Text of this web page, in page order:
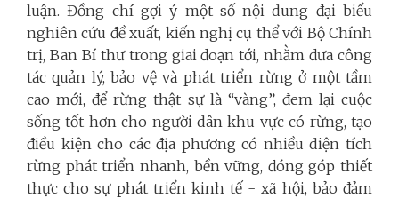
luận. Đồng chí gợi ý một số nội dung đại biểu
nghiên cứu đề xuất, kiến nghị cụ thể với Bộ Chính
trị, Ban Bí thư trong giai đoạn tới, nhằm đưa công
tác quản lý, bảo vệ và phát triển rừng ở một tầm
cao mới, để rừng thật sự là “vàng”, đem lại cuộc
sống tốt hơn cho người dân khu vực có rừng, tạo
điều kiện cho các địa phương có nhiều diện tích
rừng phát triển nhanh, bền vững, đóng góp thiết
thực cho sự phát triển kinh tế - xã hội, bảo đảm